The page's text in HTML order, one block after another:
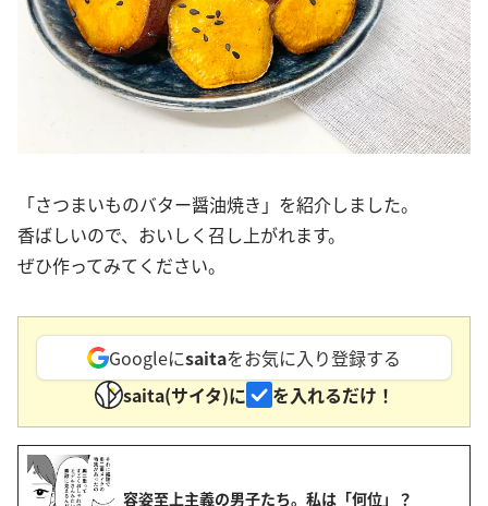
「さつまいものバター醤油焼き」を紹介しました。
香ばしいので、おいしく召し上がれます。
ぜひ作ってみてください。
Googleにsaitaをお気に入り登録する
saita(サイタ)に
を入れるだけ！
容姿至上主義の男子たち。私は「何位」？